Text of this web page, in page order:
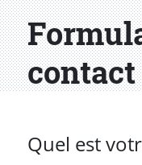
contact
Quel est